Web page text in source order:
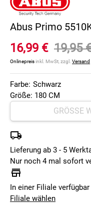
Abus Primo
16,99 € 19,95
Onlinepreisinkl. MwSt, zzgl. Versand
Farbe: Schwarz
Größe: 180 CM
Lieferung ab 3 - 5
Nur noch 4 mal sofort
In einer Filiale verfügbar
Filiale wählen